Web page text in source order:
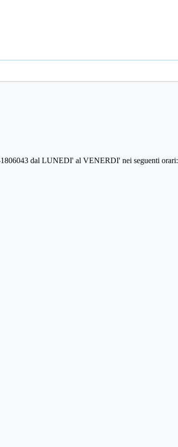
dal LUNEDI' al VENERDI' nei seguenti orari: